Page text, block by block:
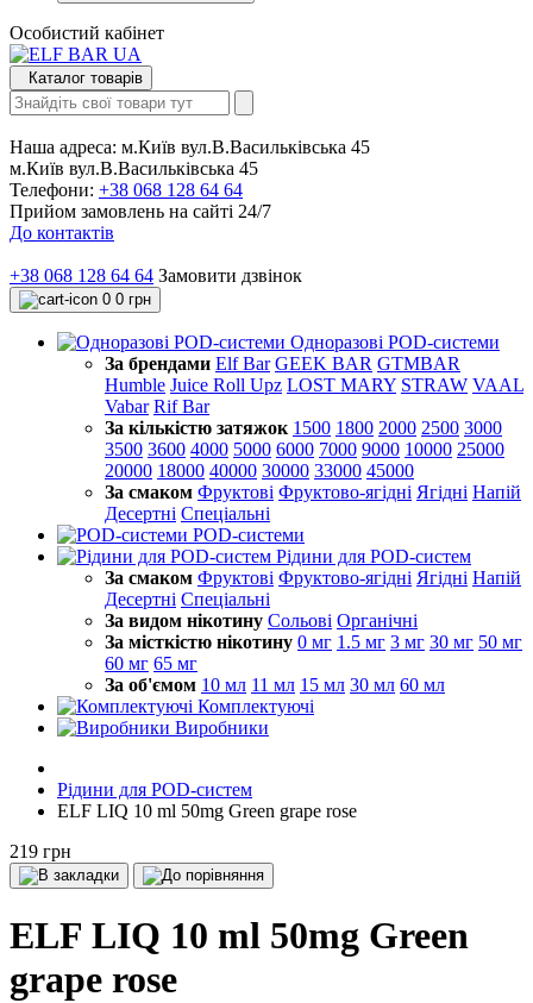
Особистий кабінет
Каталог товарів
Наша адреса: м.Київ вул.В.Васильківська 45
м.Київ вул.В.Васильківська 45
Телефони: +38 068 128 64 64
Прийом замовлень на сайті 24/7
До контактів
+38 068 128 64 64 Замовити дзвінок
0 0 грн
Одноразові POD-системи
За брендами Elf Bar GEEK BAR GTMBAR
Humble Juice Roll Upz LOST MARY STRAW VAAL
Vabar Rif Bar
За кількістю затяжок 1500 1800 2000 2500 3000
3500 3600 4000 5000 6000 7000 9000 10000 25000
20000 18000 40000 30000 33000 45000
За смаком Фруктові Фруктово-ягідні Ягідні Напій
Десертні Спеціальні
POD-системи
Рідини для POD-систем
За смаком Фруктові Фруктово-ягідні Ягідні Напій
Десертні Спеціальні
За видом нікотину Сольові Органічні
За місткістю нікотину 0 мг 1.5 мг 3 мг 30 мг 50 мг
60 мг 65 мг
За об'ємом 10 мл 11 мл 15 мл 30 мл 60 мл
Комплектуючі
Виробники
Рідини для POD-систем
ELF LIQ 10 ml 50mg Green grape rose
219 грн
ELF LIQ 10 ml 50mg Green
grape rose